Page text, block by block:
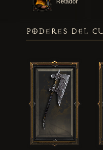
Retador
PODERES DEL